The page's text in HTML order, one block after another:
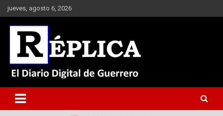
Saltar
al
contenido
jueves, agosto 6, 2026
Réplica